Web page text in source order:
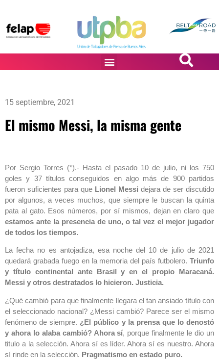
15 septiembre, 2021
El mismo Messi, la misma gente
Por Sergio Torres (*).- Hasta el pasado 10 de julio, ni los 750
goles y 37 títulos conseguidos en algo más de 900 partidos
fueron suficientes para que Lionel Messi dejara de ser discutido
por algunos, a veces muchos, que siempre le buscan la quinta
pata al gato. Esos números, por sí mismos, dejan en claro que
estamos ante la presencia de uno, o tal vez el mejor jugador
de todos los tiempos.
La fecha no es antojadiza, esa noche del 10 de julio de 2021
quedará grabada fuego en la memoria del país futbolero. Triunfo
y título continental ante Brasil y en el propio Maracaná.
Messi y otros destratados lo hicieron. Justicia.
¿Qué cambió para que finalmente llegara el tan ansiado título con
el seleccionado nacional? ¿Messi cambió? Parece ser el mismo
fenómeno de siempre. ¿El público y la prensa que lo denostó
y ahora lo alaba cambió? Ahora sí, porque finalmente le dio un
titulo a la selección. Ahora sí es líder. Ahora sí es nuestro. Ahora
sí rinde en la selección. Pragmatismo en estado puro.